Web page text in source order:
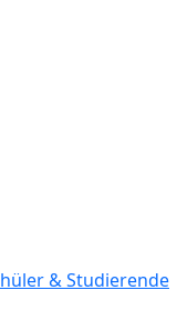
& Studierende